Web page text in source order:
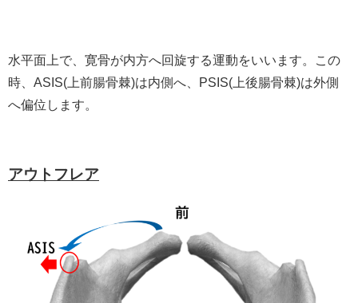
水平面上で、寛骨が内方へ回旋する運動をいいます。この
時、ASIS(上前腸骨棘)は内側へ、PSIS(上後腸骨棘)は外側
へ偏位します。
アウトフレア